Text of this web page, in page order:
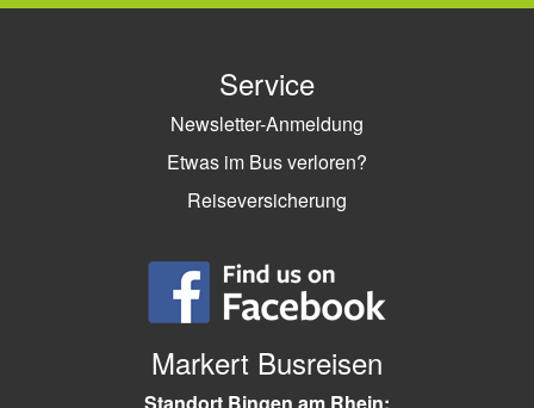
Service
Newsletter-Anmeldung
Etwas im Bus verloren?
Reiseversicherung
Markert Busreisen
Standort Bingen am Rhein: